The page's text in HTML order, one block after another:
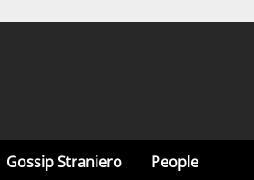
Gossip Straniero People